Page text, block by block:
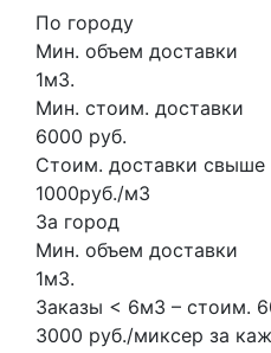
По городу
Мин. объем доставки
1м3.
Мин. стоим. доставки
6000 руб.
Стоим. доставки
1000руб./м3
За город
Мин. объем доставки
1м3.
Заказы < 6м3 – стоим.
3000 руб./миксер за